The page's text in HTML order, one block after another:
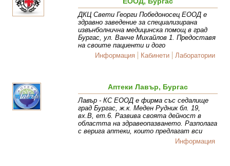
ДКЦ Свети Георги Победоносец ЕООД е
здравно заведение за специализирана
извънболнична медицинска помощ в град
Бургас, ул. Ванче Михайлов 1. Предоставя
на своите пациенти и дого
Информация
Кабинети Лаборатории
Аптеки Лавър, Бургас
Лавър - КС ЕООД е фирма със седалище
град Бургас, ж.к. Меден Рудник бл. 19,
вх.В, ет.6. Развива своята дейност в
областта на здравеопазването. Разполага
с верига аптеки, които предлагат вси
Информация